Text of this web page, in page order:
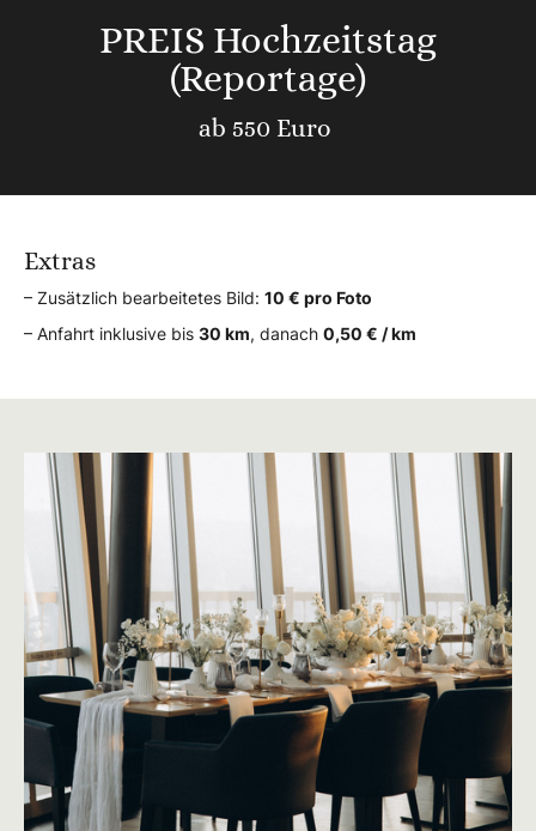
PREIS Hochzeitstag
(Reportage)
ab 550 Euro
Extras
– Zusätzlich bearbeitetes Bild: 10 € pro Foto
– Anfahrt inklusive bis 30 km, danach 0,50 € / km